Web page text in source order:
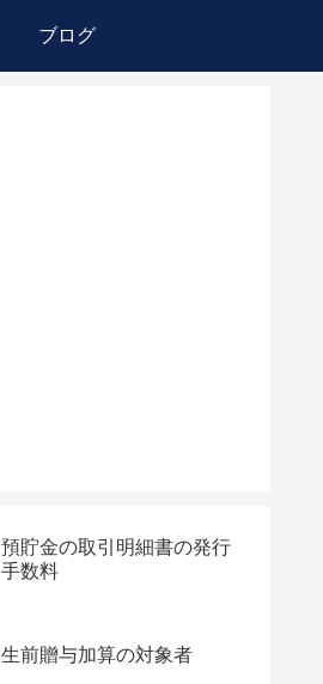
ブログ
預貯金の取引明細書の発行
手数料
生前贈与加算の対象者